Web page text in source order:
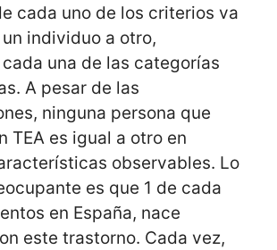
cada uno de los criterios va
individuo a otro,
una de las categorías
A pesar de las
ninguna persona que
TEA es igual a otro en
observables. Lo
es que 1 de cada
en España, nace
este trastorno. Cada vez,